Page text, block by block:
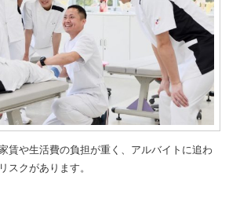
賃や生活費の負担が重く、アルバイトに追わ
スクがあります。